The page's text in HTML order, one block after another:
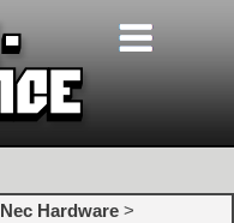
Nec Hardware >